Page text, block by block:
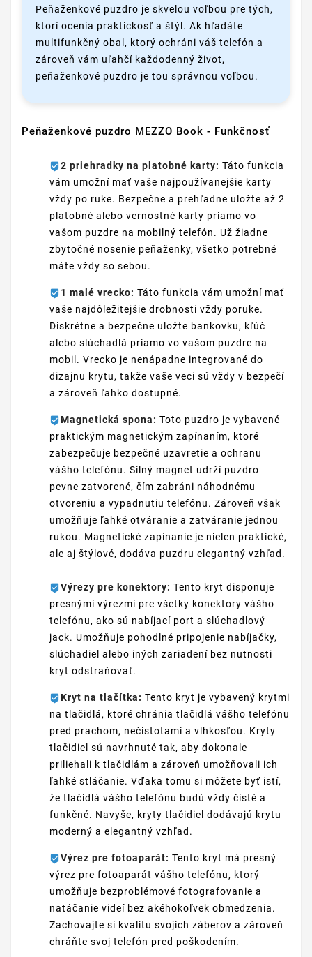
Peňaženkové puzdro je skvelou voľbou pre tých,
ktorí ocenia praktickosť a štýl. Ak hľadáte
multifunkčný obal, ktorý ochráni váš telefón a
zároveň vám uľahčí každodenný život,
peňaženkové puzdro je tou správnou voľbou.
Peňaženkové puzdro MEZZO Book - Funkčnosť
2 priehradky na platobné karty: Táto funkcia
vám umožní mať vaše najpoužívanejšie karty
vždy po ruke. Bezpečne a prehľadne uložte až 2
platobné alebo vernostné karty priamo vo
vašom puzdre na mobilný telefón. Už žiadne
zbytočné nosenie peňaženky, všetko potrebné
máte vždy so sebou.
1 malé vrecko: Táto funkcia vám umožní mať
vaše najdôležitejšie drobnosti vždy poruke.
Diskrétne a bezpečne uložte bankovku, kľúč
alebo slúchadlá priamo vo vašom puzdre na
mobil. Vrecko je nenápadne integrované do
dizajnu krytu, takže vaše veci sú vždy v bezpečí
a zároveň ľahko dostupné.
Magnetická spona: Toto puzdro je vybavené
praktickým magnetickým zapínaním, ktoré
zabezpečuje bezpečné uzavretie a ochranu
vášho telefónu. Silný magnet udrží puzdro
pevne zatvorené, čím zabráni náhodnému
otvoreniu a vypadnutiu telefónu. Zároveň však
umožňuje ľahké otváranie a zatváranie jednou
rukou. Magnetické zapínanie je nielen praktické,
ale aj štýlové, dodáva puzdru elegantný vzhľad.
Výrezy pre konektory: Tento kryt disponuje
presnými výrezmi pre všetky konektory vášho
telefónu, ako sú nabíjací port a slúchadlový
jack. Umožňuje pohodlné pripojenie nabíjačky,
slúchadiel alebo iných zariadení bez nutnosti
kryt odstraňovať.
Kryt na tlačítka: Tento kryt je vybavený krytmi
na tlačidlá, ktoré chránia tlačidlá vášho telefónu
pred prachom, nečistotami a vlhkosťou. Kryty
tlačidiel sú navrhnuté tak, aby dokonale
priliehali k tlačidlám a zároveň umožňovali ich
ľahké stláčanie. Vďaka tomu si môžete byť istí,
že tlačidlá vášho telefónu budú vždy čisté a
funkčné. Navyše, kryty tlačidiel dodávajú krytu
moderný a elegantný vzhľad.
Výrez pre fotoaparát: Tento kryt má presný
výrez pre fotoaparát vášho telefónu, ktorý
umožňuje bezproblémové fotografovanie a
natáčanie videí bez akéhokoľvek obmedzenia.
Zachovajte si kvalitu svojich záberov a zároveň
chráňte svoj telefón pred poškodením.